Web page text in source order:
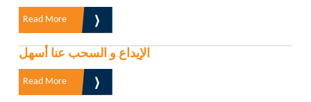
Read More
الإيداع و السحب عنا أسهل
Read More